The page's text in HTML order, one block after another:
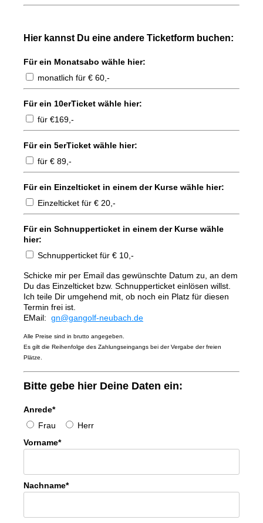
Hier kannst Du eine andere Ticketform buchen:
Für ein Monatsabo wähle hier:
monatlich für € 60,-
Für ein 10erTicket wähle hier:
für €169,-
Für ein 5erTicket wähle hier:
für € 89,-
Für ein Einzelticket in einem der Kurse wähle hier:
Einzelticket für € 20,-
Für ein Schnupperticket in einem der Kurse wähle
hier:
Schnupperticket für € 10,-
Schicke mir per Email das gewünschte Datum zu, an dem
Du das Einzelticket bzw. Schnupperticket einlösen willst.
Ich teile Dir umgehend mit, ob noch ein Platz für diesen
Termin frei ist.
EMail: gn@gangolf-neubach.de
Alle Preise sind in brutto angegeben.
Es gilt die Reihenfolge des Zahlungseingangs bei der Vergabe der freien
Plätze.
Bitte gebe hier Deine Daten ein:
Anrede*
Frau
Herr
Vorname*
Nachname*